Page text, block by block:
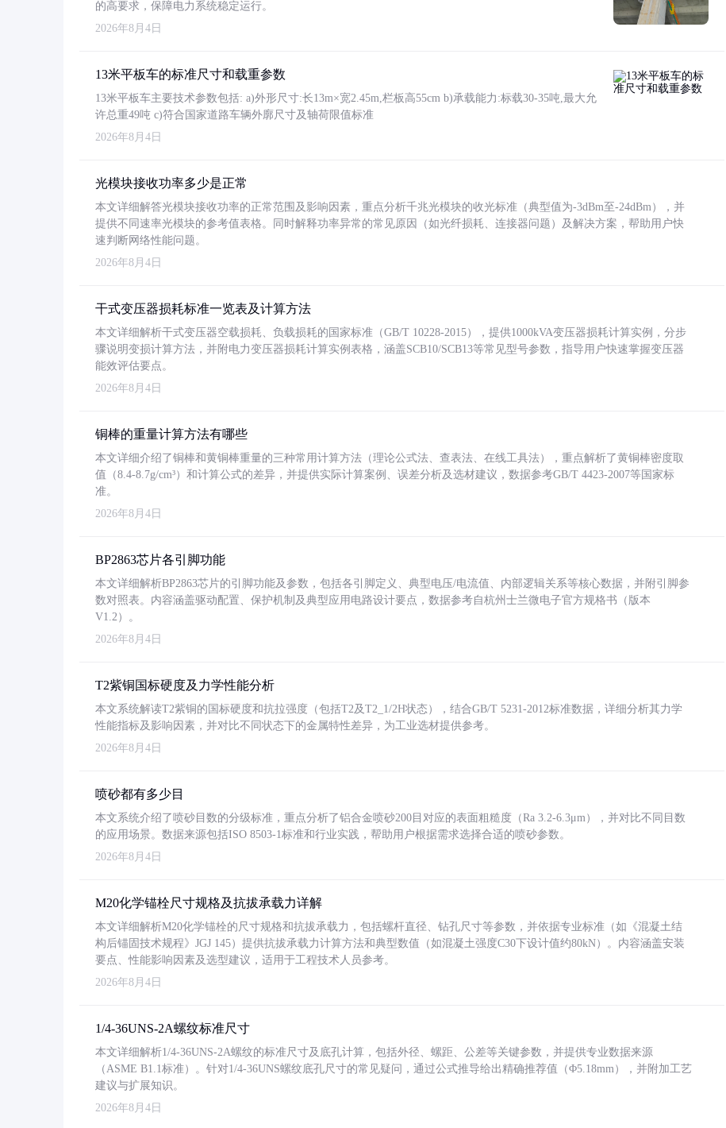
的高要求，保障电力系统稳定运行。
2026年8月4日
13米平板车的标准尺寸和载重参数
13米平板车主要技术参数包括: a)外形尺寸:长13m×宽2.45m,栏板高55cm b)承载能力:标载30-35吨,最大允
许总重49吨 c)符合国家道路车辆外廓尺寸及轴荷限值标准
2026年8月4日
光模块接收功率多少是正常
本文详细解答光模块接收功率的正常范围及影响因素，重点分析千兆光模块的收光标准（典型值为-3dBm至-24dBm），并
提供不同速率光模块的参考值表格。同时解释功率异常的常见原因（如光纤损耗、连接器问题）及解决方案，帮助用户快
速判断网络性能问题。
2026年8月4日
干式变压器损耗标准一览表及计算方法
本文详细解析干式变压器空载损耗、负载损耗的国家标准（GB/T 10228-2015），提供1000kVA变压器损耗计算实例，分步
骤说明变损计算方法，并附电力变压器损耗计算实例表格，涵盖SCB10/SCB13等常见型号参数，指导用户快速掌握变压器
能效评估要点。
2026年8月4日
铜棒的重量计算方法有哪些
本文详细介绍了铜棒和黄铜棒重量的三种常用计算方法（理论公式法、查表法、在线工具法），重点解析了黄铜棒密度取
值（8.4-8.7g/cm³）和计算公式的差异，并提供实际计算案例、误差分析及选材建议，数据参考GB/T 4423-2007等国家标
准。
2026年8月4日
BP2863芯片各引脚功能
本文详细解析BP2863芯片的引脚功能及参数，包括各引脚定义、典型电压/电流值、内部逻辑关系等核心数据，并附引脚参
数对照表。内容涵盖驱动配置、保护机制及典型应用电路设计要点，数据参考自杭州士兰微电子官方规格书（版本
V1.2）。
2026年8月4日
T2紫铜国标硬度及力学性能分析
本文系统解读T2紫铜的国标硬度和抗拉强度（包括T2及T2_1/2H状态），结合GB/T 5231-2012标准数据，详细分析其力学
性能指标及影响因素，并对比不同状态下的金属特性差异，为工业选材提供参考。
2026年8月4日
喷砂都有多少目
本文系统介绍了喷砂目数的分级标准，重点分析了铝合金喷砂200目对应的表面粗糙度（Ra 3.2-6.3μm），并对比不同目数
的应用场景。数据来源包括ISO 8503-1标准和行业实践，帮助用户根据需求选择合适的喷砂参数。
2026年8月4日
M20化学锚栓尺寸规格及抗拔承载力详解
本文详细解析M20化学锚栓的尺寸规格和抗拔承载力，包括螺杆直径、钻孔尺寸等参数，并依据专业标准（如《混凝土结
构后锚固技术规程》JGJ 145）提供抗拔承载力计算方法和典型数值（如混凝土强度C30下设计值约80kN）。内容涵盖安装
要点、性能影响因素及选型建议，适用于工程技术人员参考。
2026年8月4日
1/4-36UNS-2A螺纹标准尺寸
本文详细解析1/4-36UNS-2A螺纹的标准尺寸及底孔计算，包括外径、螺距、公差等关键参数，并提供专业数据来源
（ASME B1.1标准）。针对1/4-36UNS螺纹底孔尺寸的常见疑问，通过公式推导给出精确推荐值（Φ5.18mm），并附加工艺
建议与扩展知识。
2026年8月4日